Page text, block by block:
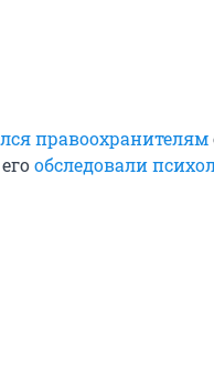
правоохранителям
обследовали